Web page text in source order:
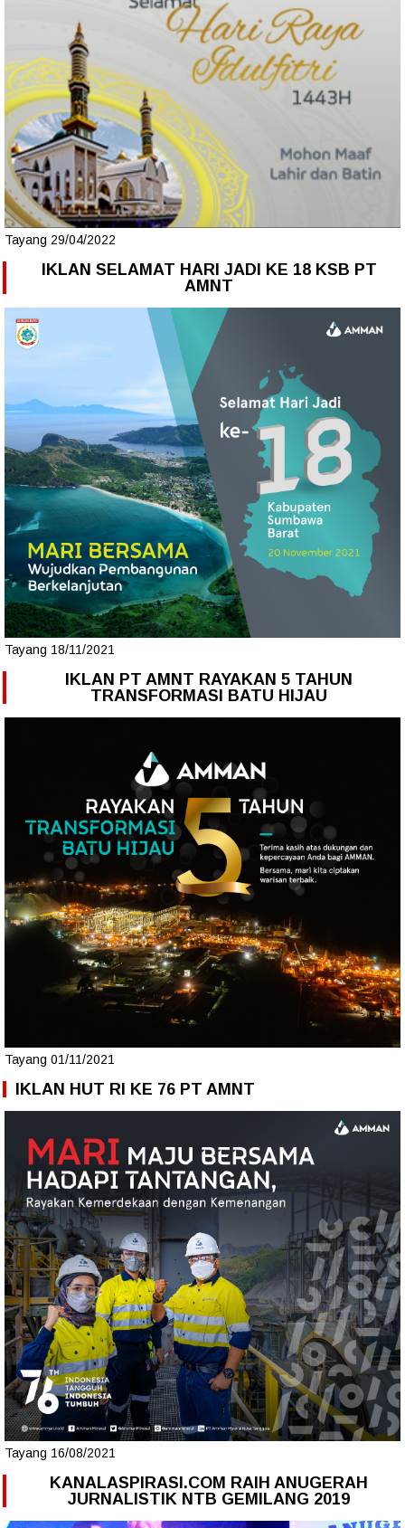
Tayang 29/04/2022
IKLAN SELAMAT HARI JADI KE 18 KSB PT
AMNT
Tayang 18/11/2021
IKLAN PT AMNT RAYAKAN 5 TAHUN
TRANSFORMASI BATU HIJAU
Tayang 01/11/2021
IKLAN HUT RI KE 76 PT AMNT
Tayang 16/08/2021
KANALASPIRASI.COM RAIH ANUGERAH
JURNALISTIK NTB GEMILANG 2019